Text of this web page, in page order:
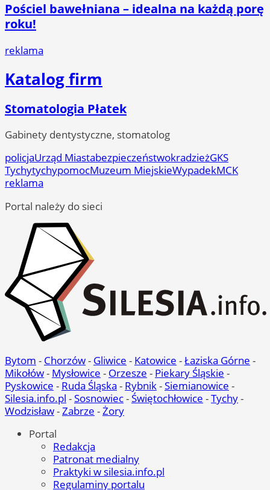
Pościel bawełniana – idealna na każdą porę
roku!
reklama
Katalog firm
Stomatologia Płatek
Gabinety dentystyczne, stomatolog
policjaUrząd MiastabezpieczeństwokradzieżGKS
TychytychypomocMuzeum MiejskieWypadekMCK
reklama
Portal należy do sieci
Bytom - Chorzów- Gliwice - Katowice -Łaziska Górne -
Mikołów- Mysłowice - Orzesze - Piekary Śląskie -
Pyskowice - Ruda Śląska - Rybnik-Siemianowice -
Silesia.info.pl -Sosnowiec-Świętochłowice -Tychy-
Wodzisław-Zabrze -Żory
Portal
Redakcja
Patronat medialny
Praktyki w silesia.info.pl
Regulaminy portalu